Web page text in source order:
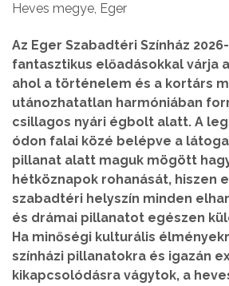
Heves megye, Eger
Az Eger Szabadtéri Színház
fantasztikus előadásokkal várja
ahol a történelem és a kortárs
utánozhatatlan harmóniában
csillagos nyári égbolt alatt. A
ódon falai közé belépve a
pillanat alatt maguk mögött
hétköznapok rohanását, hiszen
szabadtéri helyszín minden
és drámai pillanatot egészen
Ha minőségi kulturális
színházi pillanatokra és igazán
kikapcsolódásra vágytok, a